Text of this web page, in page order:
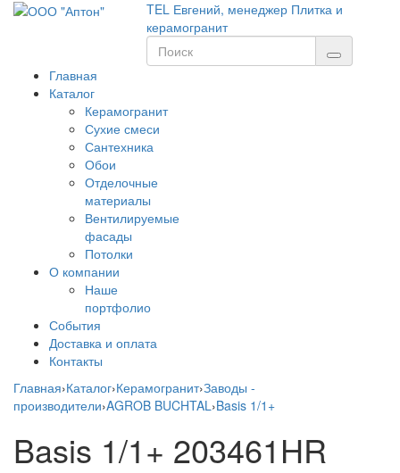
TEL Евгений, менеджер Плитка и
керамогранит
Главная
Каталог
Керамогранит
Сухие смеси
Сантехника
Обои
Отделочные
материалы
Вентилируемые
фасады
Потолки
О компании
Наше
портфолио
События
Доставка и оплата
Контакты
Главная›Каталог›Керамогранит›Заводы -
производители›AGROB BUCHTAL›Basis 1/1+
Basis 1/1+ 203461HR